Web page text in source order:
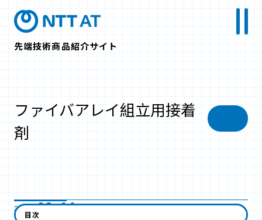
先端技術商品紹介サイト
ファイバアレイ組立用接着
剤
2024/ 02.14
目次